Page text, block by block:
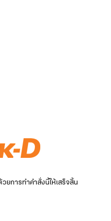
การทำคำสั่งนี้ให้เสร็จสิ้น